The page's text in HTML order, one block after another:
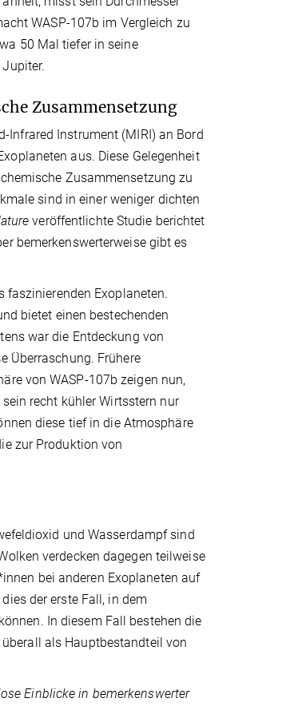
WASP-107b im Vergleich zu
50 Mal tiefer in seine
Zusammensetzung
Infrared Instrument (MIRI) an Bord
aus. Diese Gelegenheit
Zusammensetzung zu
sind in einer weniger dichten
veröffentlichte Studie berichtet
bemerkenswerterweise gibt es
faszinierenden Exoplaneten.
bietet einen bestechenden
war die Entdeckung von
Überraschung. Frühere
von WASP-107b zeigen nun,
recht kühler Wirtsstern nur
diese tief in die Atmosphäre
zur Produktion von
und Wasserdampf sind
verdecken dagegen teilweise
bei anderen Exoplaneten auf
der erste Fall, in dem
In diesem Fall bestehen die
als Hauptbestandteil von
Einblicke in bemerkenswerter